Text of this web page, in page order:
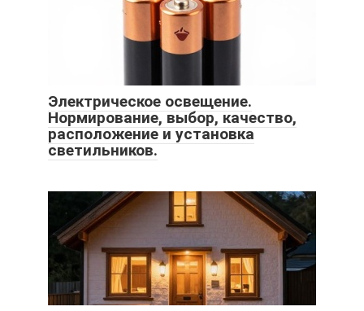
Электрическое освещение.
Нормирование, выбор, качество,
расположение и установка
светильников.